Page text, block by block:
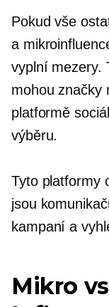
Pokud vše
a
vyplní mezery.
mohou značky
platformě
výběru.
Tyto platformy
jsou
kampaní a
Mikro